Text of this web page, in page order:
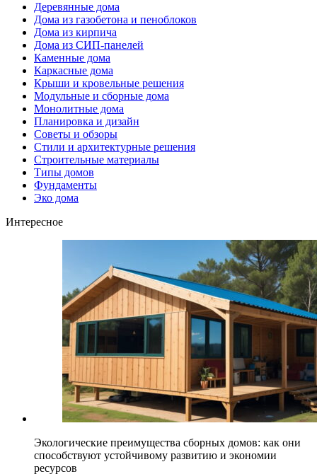
Деревянные дома
Дома из газобетона и пеноблоков
Дома из кирпича
Дома из СИП-панелей
Каменные дома
Каркасные дома
Крыши и кровельные решения
Модульные и сборные дома
Монолитные дома
Планировка и дизайн
Советы и обзоры
Стили и архитектурные решения
Строительные материалы
Типы домов
Фундаменты
Эко дома
Интересное
Экологические преимущества сборных домов: как они
способствуют устойчивому развитию и экономии
ресурсов